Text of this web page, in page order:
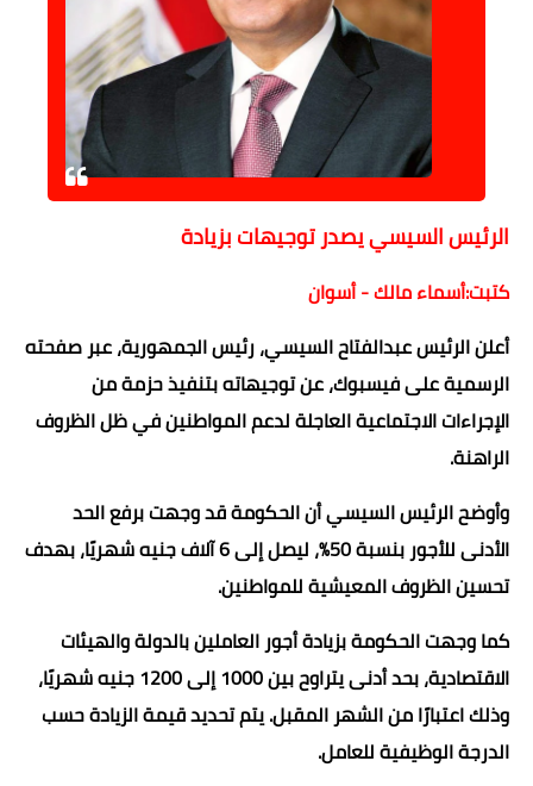
حوادث وقضايا
خدمات
الصحه والجمال
فن المطبخ
مقالات
الرئيس السيسي يصدر توجيهات بزيادة
كتبت:أسماء مالك - أسوان
أعلن الرئيس عبدالفتاح السيسي، رئيس الجمهورية، عبر صفحته
الرسمية على فيسبوك، عن توجيهاته بتنفيذ حزمة من
الإجراءات الاجتماعية العاجلة لدعم المواطنين في ظل الظروف
الراهنة.
وأوضح الرئيس السيسي أن الحكومة قد وجهت برفع الحد
الأدنى للأجور بنسبة 50%، ليصل إلى 6 آلاف جنيه شهريًا، بهدف
تحسين الظروف المعيشية للمواطنين.
كما وجهت الحكومة بزيادة أجور العاملين بالدولة والهيئات
الاقتصادية، بحد أدنى يتراوح بين 1000 إلى 1200 جنيه شهريًا،
وذلك اعتبارًا من الشهر المقبل. يتم تحديد قيمة الزيادة حسب
الدرجة الوظيفية للعامل.